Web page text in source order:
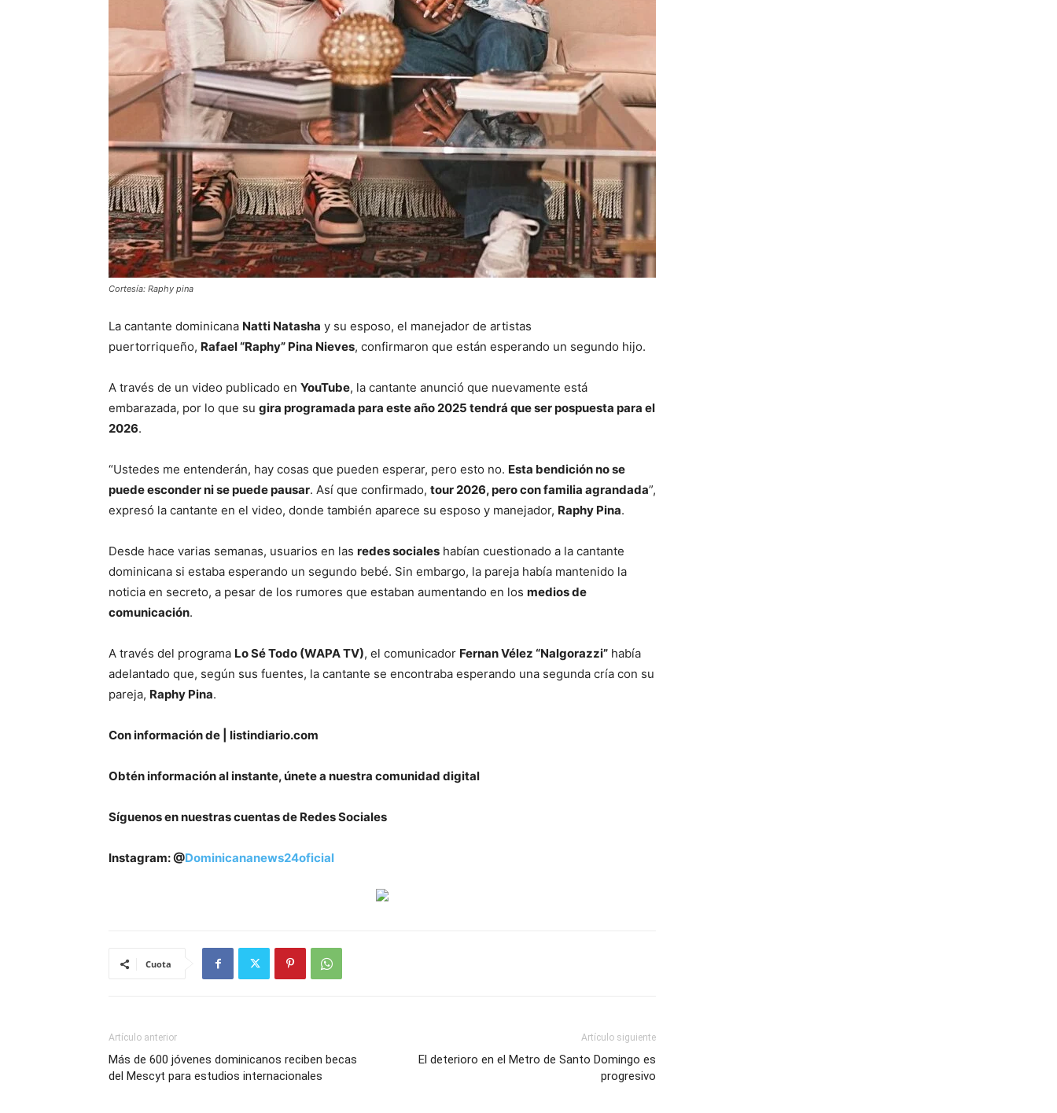
Cortesía: Raphy pina
La cantante dominicana Natti Natasha y su esposo, el manejador de artistas
puertorriqueño, Rafael “Raphy” Pina Nieves, confirmaron que están esperando un segundo hijo.
A través de un video publicado en YouTube, la cantante anunció que nuevamente está
embarazada, por lo que su gira programada para este año 2025 tendrá que ser pospuesta para el
2026.
“Ustedes me entenderán, hay cosas que pueden esperar, pero esto no. Esta bendición no se
puede esconder ni se puede pausar. Así que confirmado, tour 2026, pero con familia agrandada”,
expresó la cantante en el video, donde también aparece su esposo y manejador, Raphy Pina.
Desde hace varias semanas, usuarios en las redes sociales habían cuestionado a la cantante
dominicana si estaba esperando un segundo bebé. Sin embargo, la pareja había mantenido la
noticia en secreto, a pesar de los rumores que estaban aumentando en los medios de
comunicación.
A través del programa Lo Sé Todo (WAPA TV), el comunicador Fernan Vélez “Nalgorazzi” había
adelantado que, según sus fuentes, la cantante se encontraba esperando una segunda cría con su
pareja, Raphy Pina.
Con información de | listindiario.com
Obtén información al instante, únete a nuestra comunidad digital
Síguenos en nuestras cuentas de Redes Sociales
Instagram: @Dominicananews24oficial
Cuota
Artículo anterior
Más de 600 jóvenes dominicanos reciben becas
del Mescyt para estudios internacionales
Artículo siguiente
El deterioro en el Metro de Santo Domingo es
progresivo